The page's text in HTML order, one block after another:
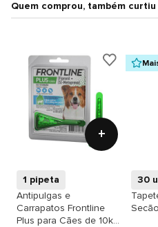
Quem comprou, também curtiu
+
1 pipeta
Antipulgas e
Carrapatos Frontline
Plus para Cães de 10kg
30